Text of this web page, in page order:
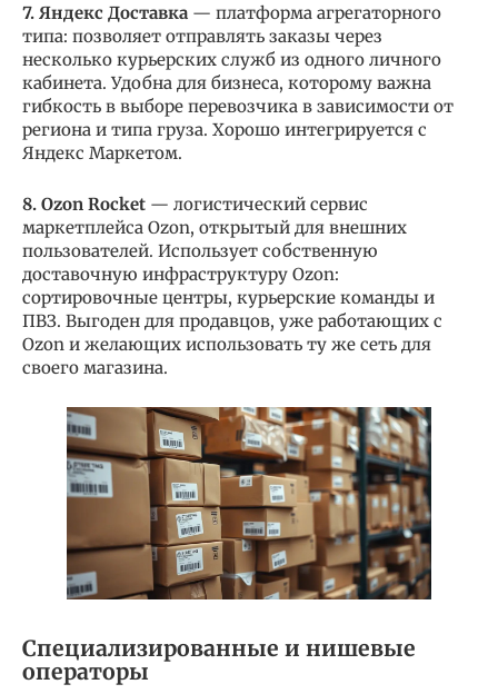
7. Яндекс Доставка — платформа агрегаторного
типа: позволяет отправлять заказы через
несколько курьерских служб из одного личного
кабинета. Удобна для бизнеса, которому важна
гибкость в выборе перевозчика в зависимости от
региона и типа груза. Хорошо интегрируется с
Яндекс Маркетом.
8. Ozon Rocket — логистический сервис
маркетплейса Ozon, открытый для внешних
пользователей. Использует собственную
доставочную инфраструктуру Ozon:
сортировочные центры, курьерские команды и
ПВЗ. Выгоден для продавцов, уже работающих с
Ozon и желающих использовать ту же сеть для
своего магазина.
Специализированные и нишевые
операторы